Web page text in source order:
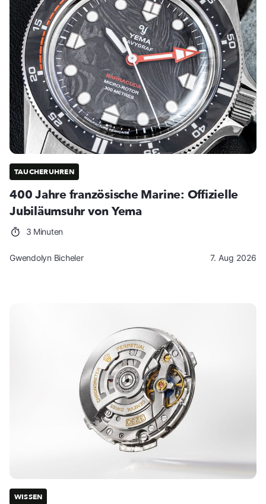
TAUCHERUHREN
400 Jahre französische Marine: Offizielle
Jubiläumsuhr von Yema
3 Minuten
Gwendolyn Bicheler 7. Aug 2026
WISSEN